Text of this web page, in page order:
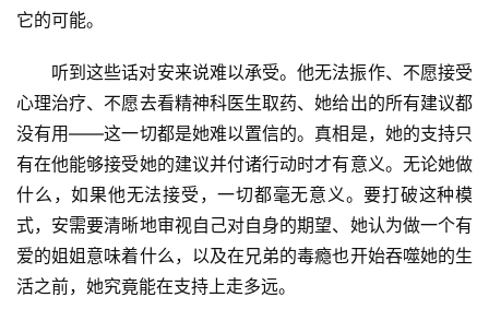
它的可能。
听到这些话对安来说难以承受。他无法振作、不愿接受
心理治疗、不愿去看精神科医生取药、她给出的所有建议都
没有用——这一切都是她难以置信的。真相是，她的支持只
有在他能够接受她的建议并付诸行动时才有意义。无论她做
什么，如果他无法接受，一切都毫无意义。要打破这种模
式，安需要清晰地审视自己对自身的期望、她认为做一个有
爱的姐姐意味着什么，以及在兄弟的毒瘾也开始吞噬她的生
活之前，她究竟能在支持上走多远。